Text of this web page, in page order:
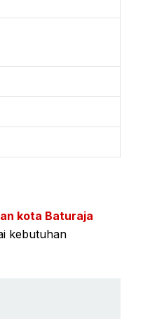
kota Baturaja
kebutuhan